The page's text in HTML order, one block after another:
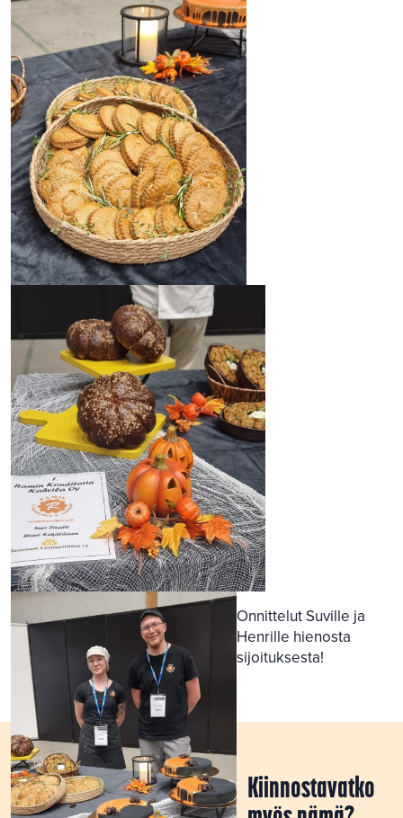
Onnittelut Suville ja
Henrille hienosta
sijoituksesta!
Kiinnostavatko